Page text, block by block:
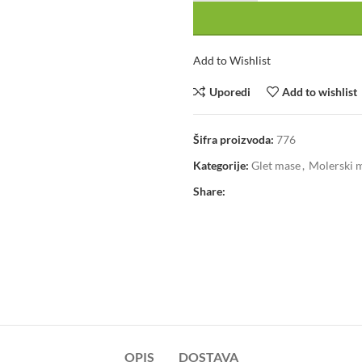
Add to Wishlist
Uporedi Add to wishlist
Šifra proizvoda: 776
Kategorije: Glet mase, Molerski
Share:
OPIS DOSTAVA